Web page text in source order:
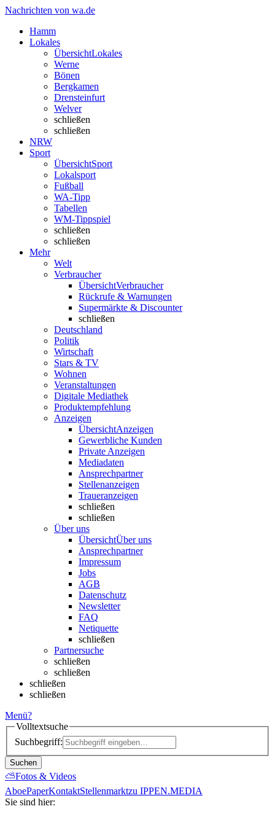
Nachrichten von wa.de
Hamm
Lokales
ÜbersichtLokales
Werne
Bönen
Bergkamen
Drensteinfurt
Welver
schließen
schließen
NRW
Sport
ÜbersichtSport
Lokalsport
Fußball
WA-Tipp
Tabellen
WM-Tippspiel
schließen
schließen
Mehr
Welt
Verbraucher
ÜbersichtVerbraucher
Rückrufe & Warnungen
Supermärkte & Discounter
schließen
Deutschland
Politik
Wirtschaft
Stars & TV
Wohnen
Veranstaltungen
Digitale Mediathek
Produktempfehlung
Anzeigen
ÜbersichtAnzeigen
Gewerbliche Kunden
Private Anzeigen
Mediadaten
Ansprechpartner
Stellenanzeigen
Traueranzeigen
schließen
schließen
Über uns
ÜbersichtÜber uns
Ansprechpartner
Impressum
Jobs
AGB
Datenschutz
Newsletter
FAQ
Netiquette
schließen
Partnersuche
schließen
schließen
schließen
schließen
Menü?
Volltextsuche
Suchbegriff:
Suchen
⛅Fotos & Videos
AboePaperKontaktStellenmarktzu IPPEN.MEDIA
Sie sind hier: